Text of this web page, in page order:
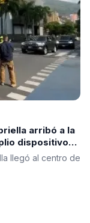
arribó a la
dispositivo
llegó al centro de